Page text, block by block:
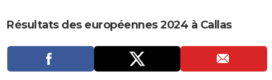
CARTE DE VOEUX
Carte de Noël
Carte Bonne année
Carte Saint-Valentin
Carte Pâques
Carte d'anniversaire
DICTIONNAIRE
Dictionnaire
Biographies
Citations
Expressions
Proverbes
PROGRAMME TV
Résultats des européennes 2024 à Callas